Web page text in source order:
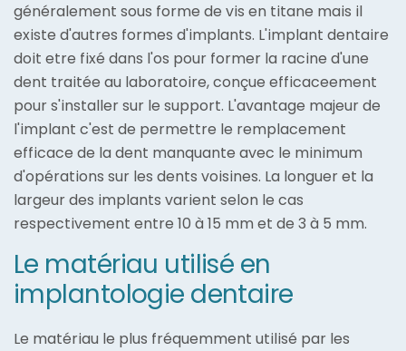
généralement sous forme de vis en titane mais il
existe d'autres formes d'implants. L'implant dentaire
doit etre fixé dans l'os pour former la racine d'une
dent traitée au laboratoire, conçue efficaceement
pour s'installer sur le support. L'avantage majeur de
l'implant c'est de permettre le remplacement
efficace de la dent manquante avec le minimum
d'opérations sur les dents voisines. La longuer et la
largeur des implants varient selon le cas
respectivement entre 10 à 15 mm et de 3 à 5 mm.
Le matériau utilisé en
implantologie dentaire
Le matériau le plus fréquemment utilisé par les